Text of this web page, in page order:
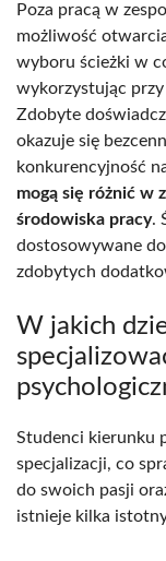
Poza pracą w
możliwość
wyboru ścieżki w
wykorzystując
Zdobyte
okazuje się
konkurencyjność
mogą się różnić w
środowiska pracy.
dostosowywane
zdobytych
W jakich
Studenci kierunku
specjalizacji, co
do swoich pasji
istnieje kilka